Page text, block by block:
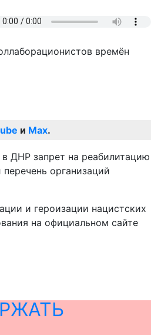
времён
и Max.
ДНР запрет на реабилитацию
организаций
и героизации нацистских
на официальном сайте